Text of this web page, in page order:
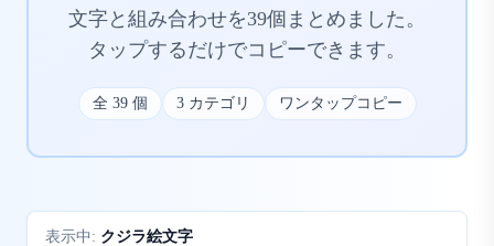
文字と組み合わせを39個まとめました。
タップするだけでコピーできます。
全 39個 3カテゴリ ワンタップコピー
表示中: クジラ絵文字